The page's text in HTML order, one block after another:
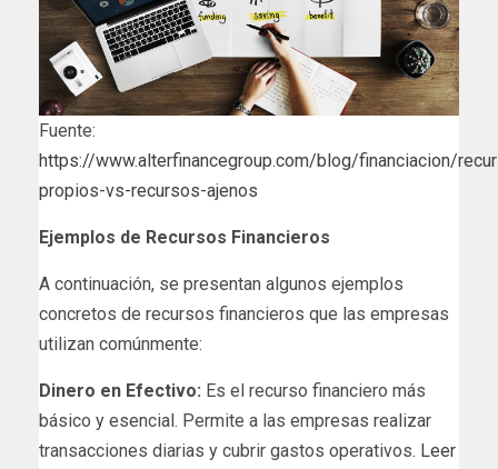
Fuente:
https://www.alterfinancegroup.com/blog/financiacion/
propios-vs-recursos-ajenos
Ejemplos de Recursos Financieros
A continuación, se presentan algunos ejemplos
concretos de recursos financieros que las empresas
utilizan comúnmente:
Dinero en Efectivo: Es el recurso financiero más
básico y esencial. Permite a las empresas realizar
transacciones diarias y cubrir gastos operativos. Leer